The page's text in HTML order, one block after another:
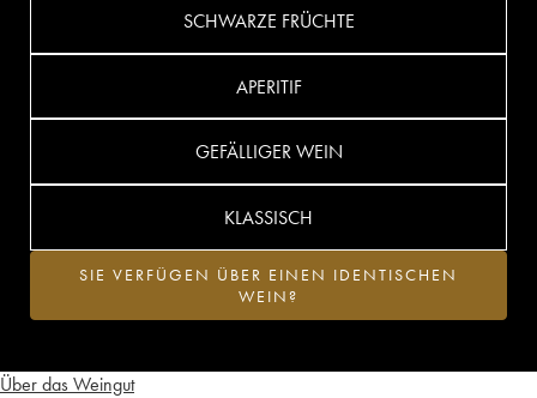
Über das Weingut
SCHWARZE FRÜCHTE
APERITIF
GEFÄLLIGER WEIN
KLASSISCH
SIE VERFÜGEN ÜBER EINEN IDENTISCHEN
WEIN?